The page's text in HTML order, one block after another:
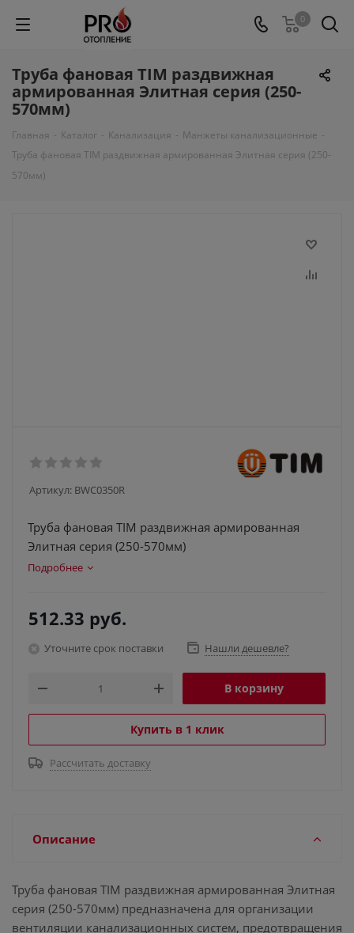
0
Труба фановая TIM раздвижная
армированная Элитная серия (250-
570мм)
Главная - Каталог - Канализация - Манжеты канализационные -
Труба фановая TIM раздвижная армированная Элитная серия (250-
570мм)
Артикул: BWC0350R
Труба фановая TIM раздвижная армированная
Элитная серия (250-570мм)
Подробнее
512.33 руб.
Уточните срок поставки Нашли дешевле?
В корзину
Купить в 1 клик
Рассчитать доставку
Описание
Труба фановая TIM раздвижная армированная Элитная
серия (250-570мм) предназначена для организации
вентиляции канализационных систем, предотвращения